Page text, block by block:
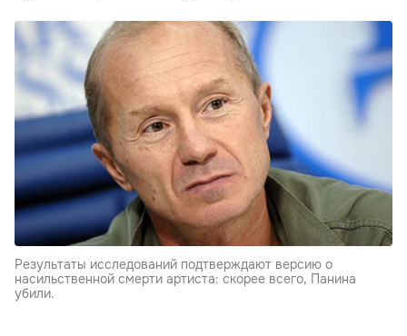
Результаты исследований подтверждают версию о
насильственной смерти артиста: скорее всего, Панина
убили.